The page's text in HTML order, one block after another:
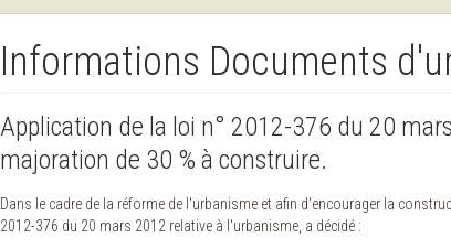
Informations Documents
Application de la loi n° 2012-376 du 20
majoration de 30 % à construire.
Dans le cadre de la réforme de l'urbanisme et afin d'encourager la
2012-376 du 20 mars 2012 relative à l'urbanisme, a décidé :